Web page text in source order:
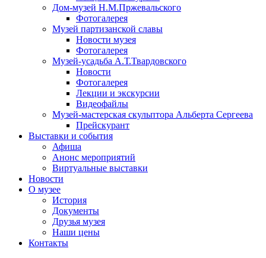
Дом-музей Н.М.Пржевальского
Фотогалерея
Музей партизанской славы
Новости музея
Фотогалерея
Музей-усадьба А.Т.Твардовского
Новости
Фотогалерея
Лекции и экскурсии
Видеофайлы
Музей-мастерская скульптора Альберта Сергеева
Прейскурант
Выставки и события
Афиша
Анонс мероприятий
Виртуальные выставки
Новости
О музее
История
Документы
Друзья музея
Наши цены
Контакты